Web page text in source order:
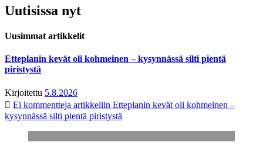
Uutisissa nyt
Uusimmat artikkelit
Etteplanin kevät oli kohmeinen – kysynnässä silti pientä
piristystä
Kirjoitettu 5.8.2026
Ei kommentteja artikkeliin Etteplanin kevät oli kohmeinen –
kysynnässä silti pientä piristystä